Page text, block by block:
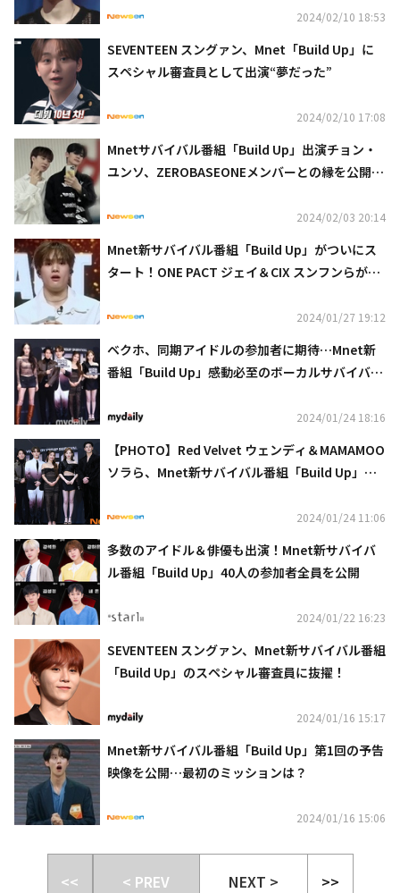
2024/02/10 18:53
SEVENTEEN スングァン、Mnet「Build Up」に
スペシャル審査員として出演“夢だった”
2024/02/10 17:08
Mnetサバイバル番組「Build Up」出演チョン・
ユンソ、ZEROBASEONEメンバーとの縁を公開
2024/02/03 20:14
Mnet新サバイバル番組「Build Up」がついにス
タート！ONE PACT ジェイ＆CIX スンフンらが登
2024/01/27 19:12
ベクホ、同期アイドルの参加者に期待…Mnet新
番組「Build Up」感動必至のボーカルサバイバル
2024/01/24 18:16
【PHOTO】Red Velvet ウェンディ＆MAMAMOO
ソラら、Mnet新サバイバル番組「Build Up」制
2024/01/24 11:06
多数のアイドル＆俳優も出演！Mnet新サバイバ
ル番組「Build Up」40人の参加者全員を公開
2024/01/22 16:23
SEVENTEEN スングァン、Mnet新サバイバル番組
「Build Up」のスペシャル審査員に抜擢！
2024/01/16 15:17
Mnet新サバイバル番組「Build Up」第1回の予告
映像を公開…最初のミッションは？
2024/01/16 15:06
<< < PREV NEXT > >>